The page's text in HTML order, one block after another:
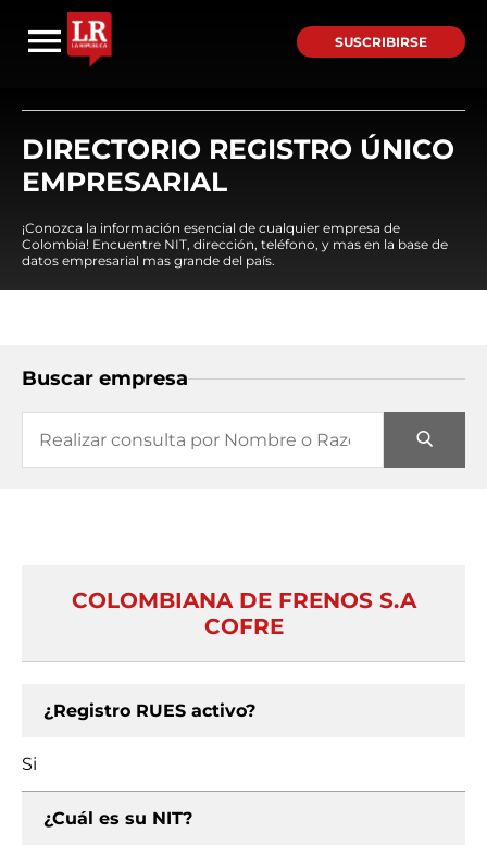
SUSCRIBIRSE
DIRECTORIO REGISTRO ÚNICO
EMPRESARIAL
¡Conozca la información esencial de cualquier empresa de
Colombia! Encuentre NIT, dirección, teléfono, y mas en la base de
datos empresarial mas grande del país.
Buscar empresa
COLOMBIANA DE FRENOS S.A
COFRE
¿Registro RUES activo?
Si
¿Cuál es su NIT?